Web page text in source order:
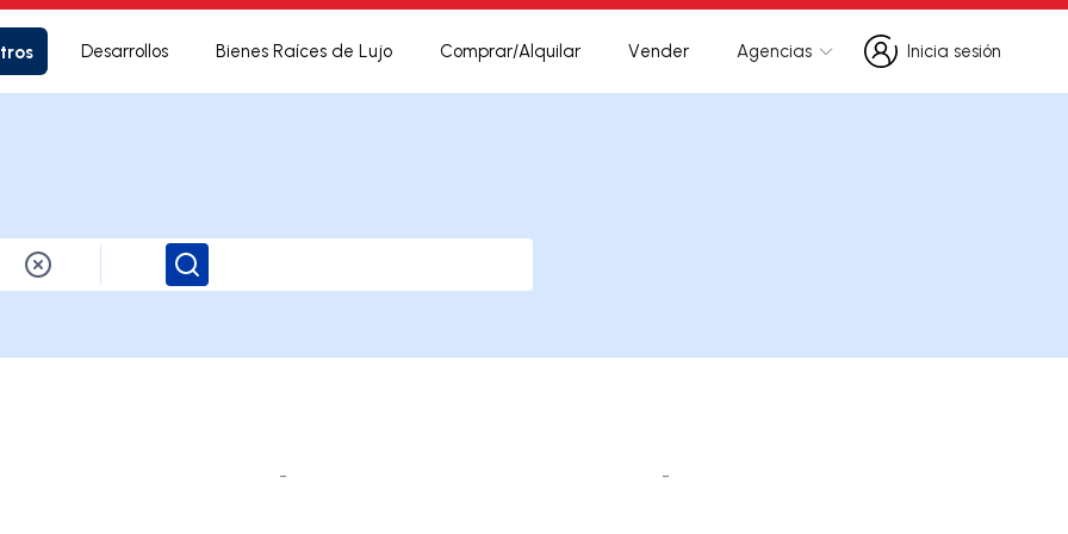
Desarrollos Bienes Raíces de Lujo Comprar/Alquilar Vender Agencias
Inicia sesión
Inicia sesión
Buscar
- -